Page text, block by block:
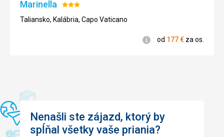
Pláže
Marinella Hodnotenie:
3/5
Taliansko, Kalábria, Capo Vaticano
Informácie
od 177€ za os.
Nenašli ste zájazd, ktorý by
spĺňal všetky vaše priania?